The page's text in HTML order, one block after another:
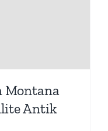
Montana
Antik